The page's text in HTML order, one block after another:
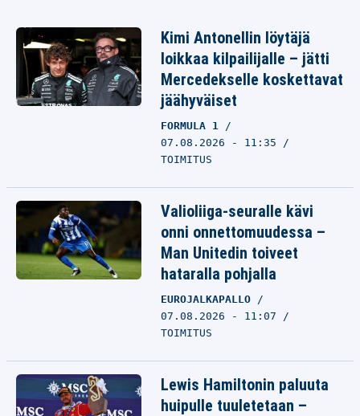
Kimi Antonellin löytäjä
loikkaa kilpailijalle – jätti
Mercedekselle koskettavat
jäähyväiset
FORMULA 1
07.08.2026 - 11:35
TOIMITUS
Valioliiga-seuralle kävi
onni onnettomuudessa –
Man Unitedin toiveet
hataralla pohjalla
EUROJALKAPALLO
07.08.2026 - 11:07
TOIMITUS
Lewis Hamiltonin paluuta
huipulle tuuletetaan –